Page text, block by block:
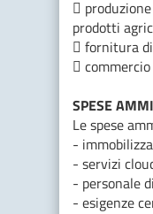

prodotti
 fornitura

SPESE
Le spese
-
- servizi
- personale
- esigenze